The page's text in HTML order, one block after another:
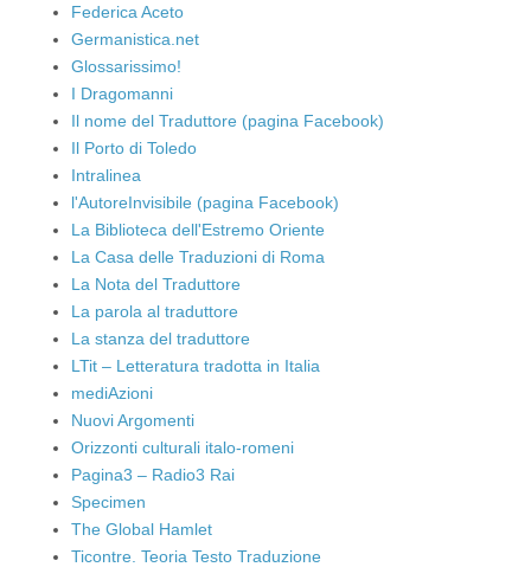
Federica Aceto
Germanistica.net
Glossarissimo!
I Dragomanni
Il nome del Traduttore (pagina Facebook)
Il Porto di Toledo
Intralinea
l'AutoreInvisibile (pagina Facebook)
La Biblioteca dell'Estremo Oriente
La Casa delle Traduzioni di Roma
La Nota del Traduttore
La parola al traduttore
La stanza del traduttore
LTit – Letteratura tradotta in Italia
mediAzioni
Nuovi Argomenti
Orizzonti culturali italo-romeni
Pagina3 – Radio3 Rai
Specimen
The Global Hamlet
Ticontre. Teoria Testo Traduzione